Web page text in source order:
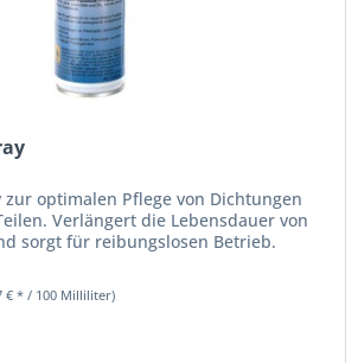
zur optimalen Pflege von Dichtungen
Verlängert die Lebensdauer von
sorgt für reibungslosen Betrieb.
€ * / 100 Milliliter)